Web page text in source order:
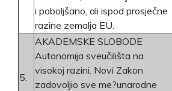
i poboljšano, ali ispod prosječne
razine zemalja EU.
5.
AKADEMSKE SLOBODE
Autonomija sveučilišta na
visokoj razini. Novi Zakon
zadovoljio sve me?unarodne